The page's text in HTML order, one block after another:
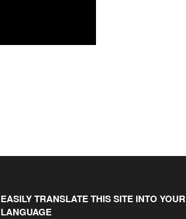
EASILY TRANSLATE THIS SITE INTO YOUR
LANGUAGE